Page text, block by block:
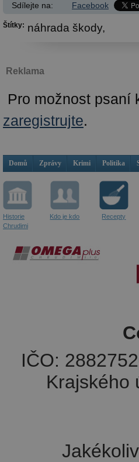
Sdílejte na: Facebook
Štítky: náhrada škody,
Reklama
Pro možnost psaní
zaregistrujte.
Domů Zprávy Krimi Politika
Historie
Chrudimi
Kdo je kdo Recepty
IČO:
Krajského